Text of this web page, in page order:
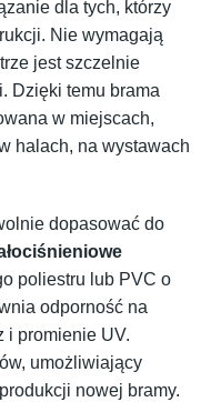
dla tych, którzy
Nie wymagają
jest szczelnie
Dzięki temu brama
w miejscach,
halach, na wystawach
dopasować do
poliestru lub PVC o
odporność na
i promienie UV.
umożliwiający
nowej bramy.